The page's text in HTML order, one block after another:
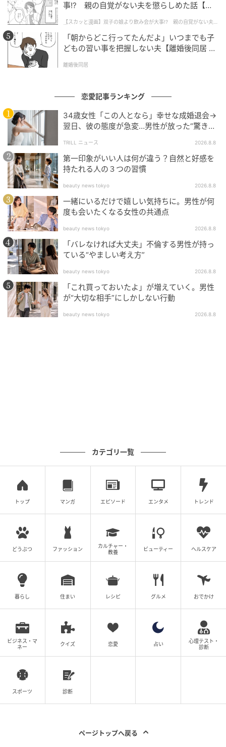
個社最適ではなく、団体として品質を担保するこのモ
デルは、業界構造そのものを変える取り組みとして注
目されています。
国内初の訪問看護ISO9001団体認証は、個社の枠を超
相互内部監査を通じた業界横断の学び合いが、再現性
のある高品質なサービスを全国へ広げる原動力となっ
ています。
2026年4月からの第2期プロジェクトでは、さらに多く
の事業所がこのモデルに加わり、訪問看護の質が着実
に底上げされます。
日本介護品質管理協会「訪問看護ISO9001団体認証」
の紹介でした。
よくある質問
Q. 今回の団体認証には何社・何事業所が参画
していますか？
A. 6社18事業所が参画し、統一された品質マネジメン
元記事で読む
次の記事
設立2年で年商1,900億円規模に急成長！ 「こ
の記事をもっとみる
事!? 親の自覚がない夫を懲らしめた話【第1
【スカッと漫画】双子の娘より飲み会が大事!? 親の自覚がない夫を
懲らしめた話
「朝からどこ行ってたんだよ」いつまでも子
どもの習い事を把握しない夫【離婚後同居 Vo
離婚後同居
恋愛記事ランキング
34歳女性「この人となら」幸せな成婚退会→
翌日、彼の態度が急変…男性が放った“驚きの
TRILL ニュース 2026.8.8
第一印象がいい人は何が違う？自然と好感を
持たれる人の３つの習慣
beauty news tokyo 2026.8.8
一緒にいるだけで嬉しい気持ちに。男性が何
度も会いたくなる女性の共通点
beauty news tokyo 2026.8.8
「バレなければ大丈夫」不倫する男性が持っ
ている“やましい考え方”
beauty news tokyo 2026.8.8
「これ買っておいたよ」が増えていく。男性
が“大切な相手”にしかしない行動
beauty news tokyo 2026.8.8
カテゴリ一覧
トップ マンガ エピソード エンタメ トレンド
どうぶつ ファッション
カルチャー・
教養
ビューティー ヘルスケア
暮らし 住まい レシピ グルメ おでかけ
ビジネス・マ
ネー
クイズ 恋愛 占い
心理テスト・
診断
スポーツ 診断
ページトップへ戻る